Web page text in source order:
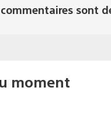
commentaires sont
moment